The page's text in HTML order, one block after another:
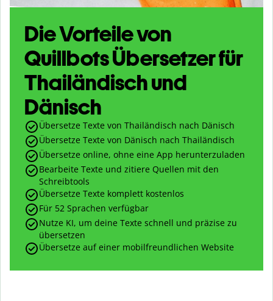
Die Vorteile von
Quillbots Übersetzer für
Thailändisch und
Dänisch
Übersetze Texte von Thailändisch nach Dänisch
Übersetze Texte von Dänisch nach Thailändisch
Übersetze online, ohne eine App herunterzuladen
Bearbeite Texte und zitiere Quellen mit den
Schreibtools
Übersetze Texte komplett kostenlos
Für 52 Sprachen verfügbar
Nutze KI, um deine Texte schnell und präzise zu
übersetzen
Übersetze auf einer mobilfreundlichen Website